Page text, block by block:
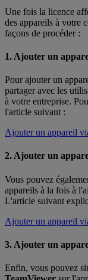
Une fois la licence
des appareils à votre
façons de procéder :
1. Ajouter un
Pour ajouter un
partager avec les
à votre entreprise.
l'article suivant :
Ajouter un appareil
2. Ajouter un
Vous pouvez
appareils à la fois à
L'article suivant
Ajouter un appareil
3. Ajouter un
Enfin, vous pouvez